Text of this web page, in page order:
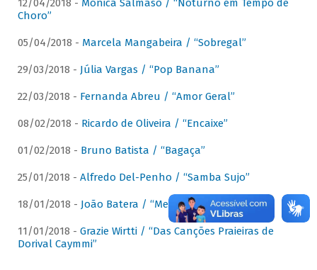
12/04/2018 - Mônica Salmaso / “Noturno em Tempo de
Choro”
05/04/2018 - Marcela Mangabeira / “Sobregal”
29/03/2018 - Júlia Vargas / “Pop Banana”
22/03/2018 - Fernanda Abreu / “Amor Geral”
08/02/2018 - Ricardo de Oliveira / “Encaixe”
01/02/2018 - Bruno Batista / “Bagaça”
25/01/2018 - Alfredo Del-Penho / “Samba Sujo”
18/01/2018 - João Batera / “Meu Pandeiro”
11/01/2018 - Grazie Wirtti / “Das Canções Praieiras de
Dorival Caymmi”